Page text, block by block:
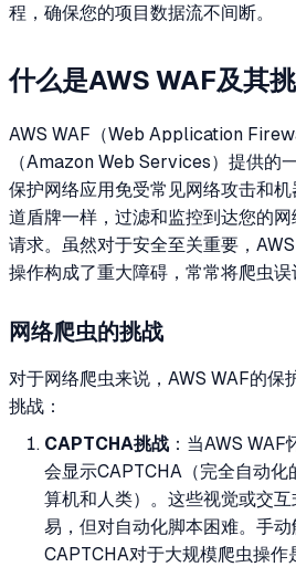
程，确保您的项目数据流不间断。
什么是AWS WAF及其
AWS WAF（Web Application
（Amazon Web Services）提供的
保护网络应用免受常见网络攻击和
道盾牌一样，过滤和监控到达您的
请求。虽然对于安全至关重要，
操作构成了重大障碍，常常将爬虫误
网络爬虫的挑战
对于网络爬虫来说，AWS WAF的保
挑战：
CAPTCHA挑战 ：当AWS
会显示CAPTCHA（完全自动化
算机和人类）。这些视觉或交
易，但对自动化脚本困难。手动
CAPTCHA对于大规模爬虫操作